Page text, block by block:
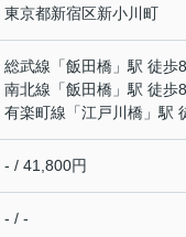
東京都新宿区新小川町
総武線 「飯田橋 」駅 徒歩
南北線 「飯田橋 」駅 徒歩
有楽町線 「江戸川橋 」駅
- / 41,800円
- / -